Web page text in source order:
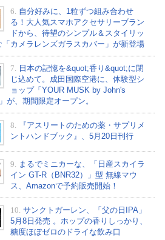
6. 自分好みに、1粒ずつ組み合わせ
る！大人気スマホアクセサリーブラン
ドから、待望のシンプル＆スタイリッ
「カメラレンズガラスカバー」が新登場
7.
日本の記憶を&quot;香り&quot;に閉
じ込めて。成田国際空港に、体験型シ
ョップ「YOUR MUSK by John's
が、期間限定オープン。
8.
『アスリートのための薬・サプリメ
ントハンドブック』、5月20日刊行
9.
まるでミニカーな、「日産スカイラ
イン GT-R（BNR32）」型 無線マウ
ス、Amazonで予約販売開始！
10. サンクトガーレン、「父の日IPA」
5月8日発売 。ホップの香りしっかり、
糖度ほぼゼロのドライな飲み口